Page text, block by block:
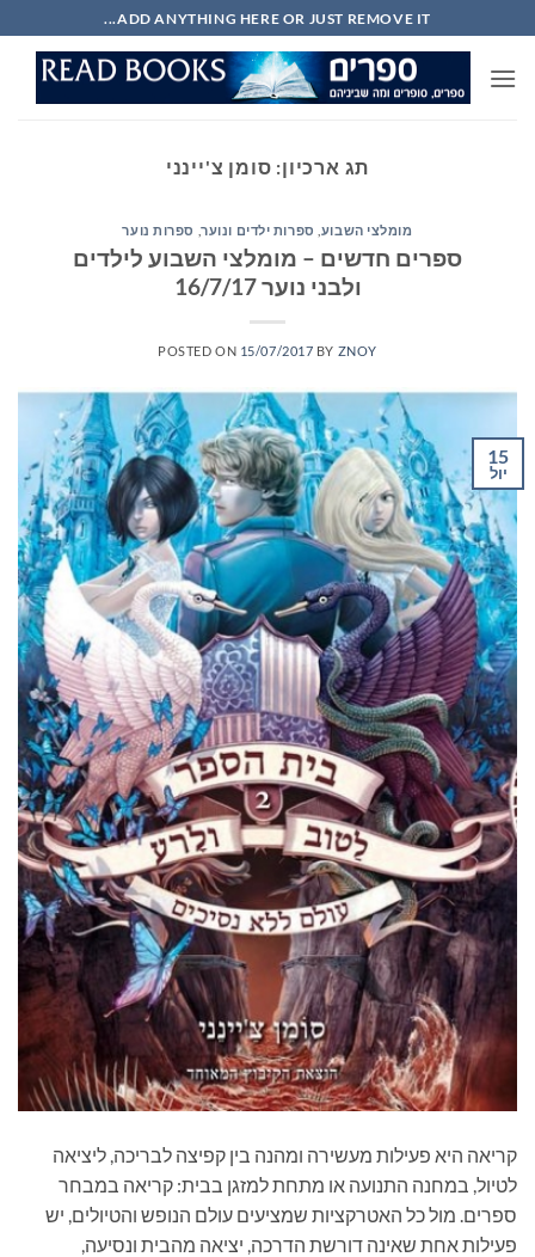
to
content
ADD ANYTHING HERE OR JUST REMOVE IT...
תג ארכיון: סומן צ'יינני
מומלצי השבוע ספרות ילדים ונוער, ספרות נוער
ספרים חדשים – מומלצי השבוע לילדים
ולבני נוער 16/7/17
POSTED ON 15/07/2017 BY ZNOY
15
יול
קריאה היא פעילות מעשירה ומהנה בין קפיצה לבריכה, ליציאה
לטיול, במחנה התנועה או מתחת למזגן בבית: קריאה במבחר
ספרים. מול כל האטרקציות שמציעים עולם הנופש והטיולים, יש
פעילות אחת שאינה דורשת הדרכה, יציאה מהבית ונסיעה,